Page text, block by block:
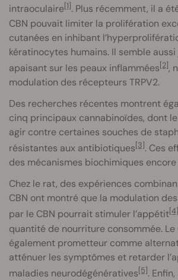
intraoculaire[1]. Plus récemment, il a
CBN pouvait limiter la prolifération
cutanées en inhibant
kératinocytes humains. Il semble
apaisant sur les peaux inflammées[2],
modulation des récepteurs TRPV2.
Des recherches récentes montrent
cinq principaux cannabinoïdes, dont
agir contre certaines souches de
résistantes aux antibiotiques[3]. Ces
des mécanismes biochimiques
Chez le rat, des expériences
CBN ont montré que la modulation
par le CBN pourrait stimuler l’appétit[4]
quantité de nourriture consommée. Le
également prometteur comme
atténuer les symptômes et retarder
maladies neurodégénératives[5].